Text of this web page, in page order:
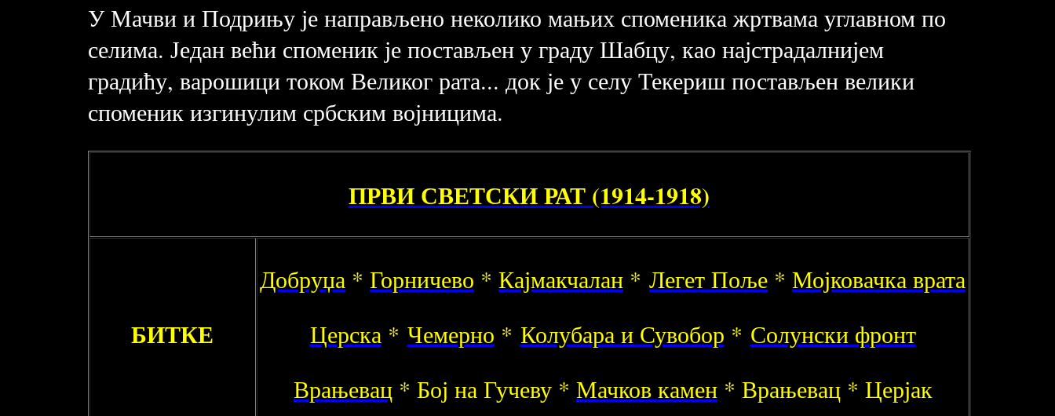
У Мачви и Подрињу је направљено неколико мањих споменика жртвама углавном по
селима. Један већи споменик је постављен у граду Шабцу, као најстрадалнијем
градићу, варошици током Великог рата... док је у селу Текериш постављен велики
споменик изгинулим србским војницима.
ПРВИ СВЕТСКИ РАТ (1914-1918)
БИТКЕ
Добруџа * Горничево * Кајмакчалан * Легет Поље * Мојковачка врата
Церска * Чемерно * Колубара и Сувобор * Солунски фронт
Врањевац* Бој на Гучеву * Мачков камен* Врањевац * Церјак